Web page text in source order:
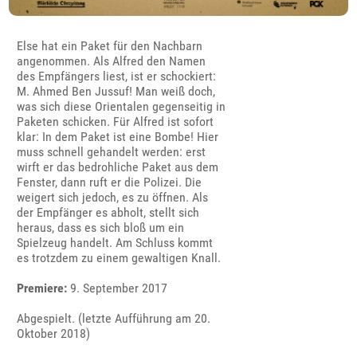
Else hat ein Paket für den Nachbarn
angenommen. Als Alfred den Namen
des Empfängers liest, ist er schockiert:
M. Ahmed Ben Jussuf! Man weiß doch,
was sich diese Orientalen gegenseitig in
Paketen schicken. Für Alfred ist sofort
klar: In dem Paket ist eine Bombe! Hier
muss schnell gehandelt werden: erst
wirft er das bedrohliche Paket aus dem
Fenster, dann ruft er die Polizei. Die
weigert sich jedoch, es zu öffnen. Als
der Empfänger es abholt, stellt sich
heraus, dass es sich bloß um ein
Spielzeug handelt. Am Schluss kommt
es trotzdem zu einem gewaltigen Knall.
Premiere: 9. September 2017
Abgespielt. (letzte Aufführung am 20.
Oktober 2018)